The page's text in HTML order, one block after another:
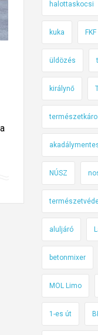
halottaskocsi
kuka FKF
üldözés
királynő
NÚSZ
aluljáró
betonmixer
MOL Limo
1-es út